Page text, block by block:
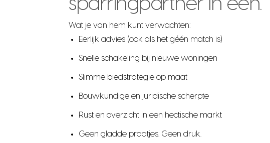
sparringpartner in één.
Wat je van hem kunt verwachten:
Eerlijk advies (ook als het géén match is)
Snelle schakeling bij nieuwe woningen
Slimme biedstrategie op maat
Bouwkundige en juridische scherpte
Rust en overzicht in een hectische markt
Geen gladde praatjes. Geen druk.